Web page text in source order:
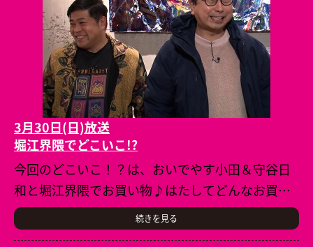
3月30日(日)放送
堀江界隈でどこいこ!?
今回のどこいこ！？は、おいでやす小田＆守谷日
和と堀江界隈でお買い物♪はたしてどんなお買い
物になるのやら～
続きを見る